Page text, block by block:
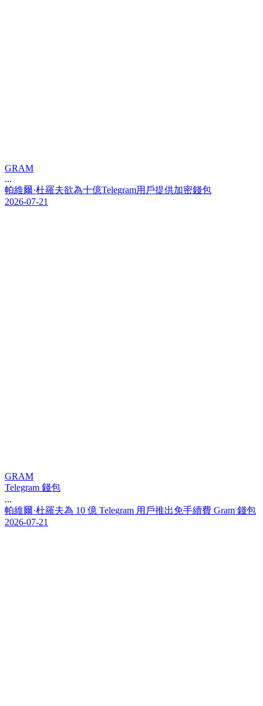
GRAM
...
帕維爾·杜羅夫欲為十億Telegram用 戶提供加密錢包
2026-07-21
GRAM
Telegram 錢包
...
帕維爾·杜羅夫為 10 億 Telegram 用 戶推出免手續費 Gram 錢包
2026-07-21